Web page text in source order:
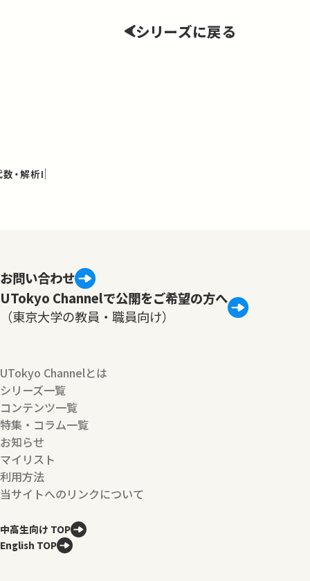
シリーズに戻る
・解析I
お問い合わせ
UTokyo Channelで公開をご希望の方へ
（東京大学の教員・職員向け）
UTokyo Channelとは
シリーズ一覧
コンテンツ一覧
特集・コラム一覧
お知らせ
マイリスト
利用方法
当サイトへのリンクについて
中高生向け TOP
English TOP